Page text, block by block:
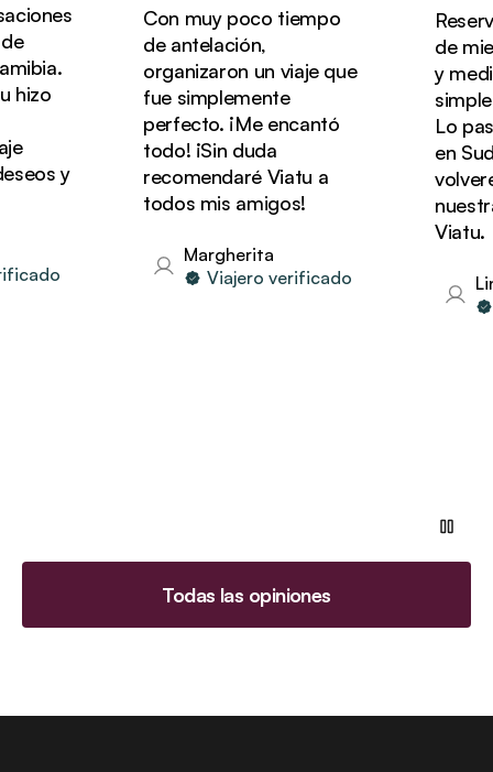
y
Con muy poco tiempo
de antelación,
organizaron un viaje que
fue simplemente
perfecto. ¡Me encantó
todo! ¡Sin duda
recomendaré Viatu a
todos mis amigos!
Margherita
Viajero verificado
de miel
y
Lo
en
Viatu.
Todas las opiniones